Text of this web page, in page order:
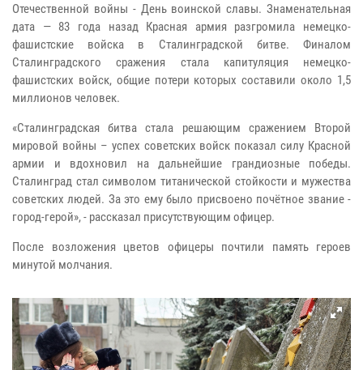
Отечественной войны - День воинской славы. Знаменательная
дата — 83 года назад Красная армия разгромила немецко-
фашистские войска в Сталинградской битве. Финалом
Сталинградского сражения стала капитуляция немецко-
фашистских войск, общие потери которых составили около 1,5
миллионов человек.
«Сталинградская битва стала решающим сражением Второй
мировой войны – успех советских войск показал силу Красной
армии и вдохновил на дальнейшие грандиозные победы.
Сталинград стал символом титанической стойкости и мужества
советских людей. За это ему было присвоено почётное звание -
город-герой», - рассказал присутствующим офицер.
После возложения цветов офицеры почтили память героев
минутой молчания.